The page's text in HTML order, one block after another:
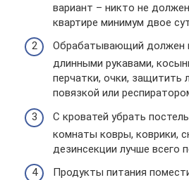
вариант – никто не
квартире минимум двое
Обрабатывающий должен
длинными рукавами,
перчатки, очки, защитить
повязкой или
С кроватей убрать
комнаты ковры, коврики,
дезинсекции лучше всего
Продукты питания